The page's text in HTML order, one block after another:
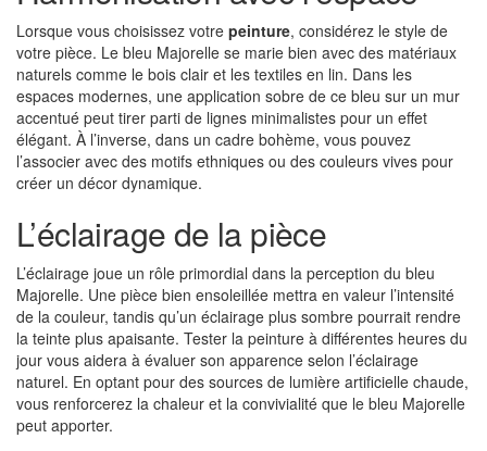
Lorsque vous choisissez votre peinture, considérez le style de
votre pièce. Le bleu Majorelle se marie bien avec des matériaux
naturels comme le bois clair et les textiles en lin. Dans les
espaces modernes, une application sobre de ce bleu sur un mur
accentué peut tirer parti de lignes minimalistes pour un effet
élégant. À l’inverse, dans un cadre bohème, vous pouvez
l’associer avec des motifs ethniques ou des couleurs vives pour
créer un décor dynamique.
L’éclairage de la pièce
L’éclairage joue un rôle primordial dans la perception du bleu
Majorelle. Une pièce bien ensoleillée mettra en valeur l’intensité
de la couleur, tandis qu’un éclairage plus sombre pourrait rendre
la teinte plus apaisante. Tester la peinture à différentes heures du
jour vous aidera à évaluer son apparence selon l’éclairage
naturel. En optant pour des sources de lumière artificielle chaude,
vous renforcerez la chaleur et la convivialité que le bleu Majorelle
peut apporter.